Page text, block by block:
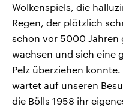
Wolkenspiels, die
Regen, der plötzlich
schon vor 5000 Jahren
wachsen und sich eine
Pelz überziehen
wartet auf unseren
die Bölls 1958 ihr